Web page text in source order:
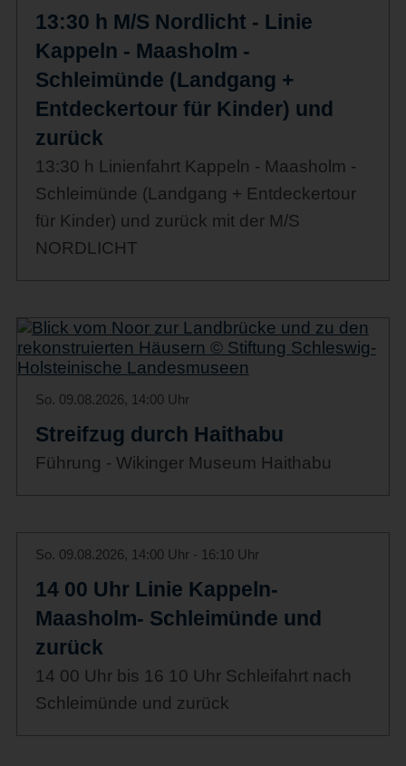
13:30 h M/S Nordlicht - Linie
Kappeln - Maasholm -
Schleimünde (Landgang +
Entdeckertour für Kinder) und
zurück
13:30 h Linienfahrt Kappeln - Maasholm -
Schleimünde (Landgang + Entdeckertour
für Kinder) und zurück mit der M/S
NORDLICHT
So. 09.08.2026, 14:00 Uhr
Streifzug durch Haithabu
Führung - Wikinger Museum Haithabu
So. 09.08.2026, 14:00 Uhr - 16:10 Uhr
14 00 Uhr Linie Kappeln-
Maasholm- Schleimünde und
zurück
14 00 Uhr bis 16 10 Uhr Schleifahrt nach
Schleimünde und zurück